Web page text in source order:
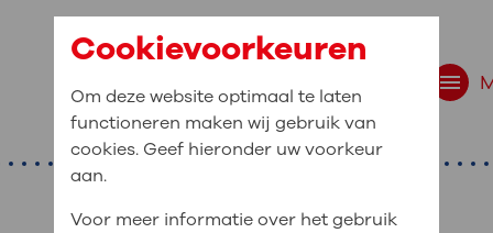
Cookievoorkeuren
Om deze website optimaal te laten
functioneren maken wij gebruik van
cookies. Geef hieronder uw voorkeur
aan.
Voor meer informatie over het gebruik